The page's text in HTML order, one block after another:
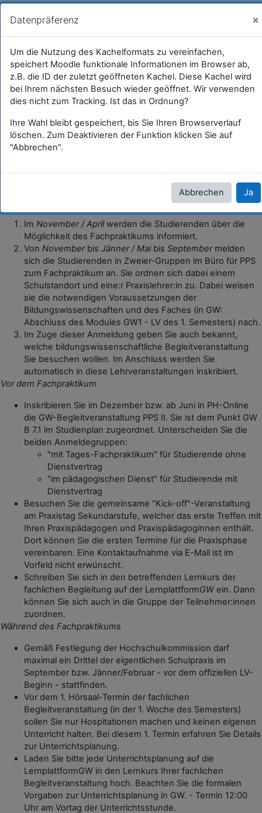
Zum Hauptinhalt
GWB
Fachdidaktische Begleitung zum
Bachelorpraktikum GW - Gruppe
Kerschbaummair - SS 2024
Startseite Kurse Lehramtsausbildung GW im Clust... ARCHIV - Lehrveranstaltungen a... SS_2024
UV "Kompetenzorientierung, Medien, Lernorte"
Der Ablauf im Sommersemester bzw. Wintersemester
Im November / Aprilwerden die Studierenden über die
Möglichkeit des Fachpraktikums informiert.
Von November bis Jänner / Mai bis Septembermelden
sich die Studierenden in Zweier-Gruppen im Büro für PPS
zum Fachpraktikum an. Sie ordnen sich dabei einem
Schulstandort und eine:r Praxislehrer:in zu. Dabei weisen
sie die notwendigen Voraussetzungen der
Bildungswissenschaften und des Faches (in GW:
Abschluss des Modules GW1 - LV des 1. Semesters) nach.
Im Zuge dieser Anmeldung geben Sie auch bekannt,
welche bildungswissenschaftliche Begleitveranstaltung
Sie besuchen wollen. Im Anschluss werden Sie
automatisch in diese Lehrveranstaltungen inskribiert.
Vor dem Fachpraktikum
Inskribieren Sie im Dezember bzw. ab Juni in PH-Online
die GW-Begleitveranstaltung PPS II. Sie ist dem Punkt GW
B 7.1 im Studienplan zugeordnet. Unterscheiden Sie die
beiden Anmeldegruppen:
"mit Tages-Fachpraktikum" für Studierende ohne
Dienstvertrag
"im pädagogischen Dienst" für Studierende mit
Dienstvertrag
Besuchen Sie die gemeinsame "Kick-off"-Veranstaltung
am Praxistag Sekundarstufe, welcher das erste Treffen mit
Ihren Praxispädagogen und Praxispädagoginnen enthält.
Dort können Sie die ersten Termine für die Praxisphase
vereinbaren. Eine Kontaktaufnahme via E-Mail ist im
Vorfeld nicht erwünscht.
Schreiben Sie sich in den betreffenden Lernkurs der
fachlichen Begleitung auf der LernplattformGWein. Dann
können Sie sich auch in die Gruppe der Teilnehmer:innen
zuordnen.
Während des Fachpraktikums
Gemäß Festlegung der Hochschulkommission darf
maximal ein Drittel der eigentlichen Schulpraxis im
September bzw. Jänner/Februar - vor dem offiziellen LV-
Beginn - stattfinden.
Vor dem 1. Hörsaal-Termin der fachlichen
Begleitveranstaltung (in der 1. Woche des Semesters)
sollen Sie nur Hospitationen machen und keinen eigenen
Unterricht halten. Bei diesem 1. Termin erfahren Sie Details
zur Unterrichtsplanung.
Laden Sie bitte jede Unterrichtsplanung auf die
LernplattformGW in den Lernkurs Ihrer fachlichen
Begleitveranstaltung hoch. Beachten Sie die formalen
Vorgaben zur Unterrichtsplanung in GW. - Termin 12:00
Uhr am Vortag der Unterrichtsstunde.
Datenpräferenz ×
Um die Nutzung des Kachelformats zu vereinfachen,
speichert Moodle funktionale Informationen im Browser ab,
z.B. die ID der zuletzt geöffneten Kachel. Diese Kachel wird
bei Ihrem nächsten Besuch wieder geöffnet. Wir verwenden
dies nicht zum Tracking. Ist das in Ordnung?
Ihre Wahl bleibt gespeichert, bis Sie Ihren Browserverlauf
löschen. Zum Deaktivieren der Funktion klicken Sie auf
"Abbrechen".
Abbrechen Ja